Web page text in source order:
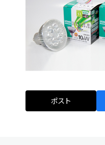
ポスト